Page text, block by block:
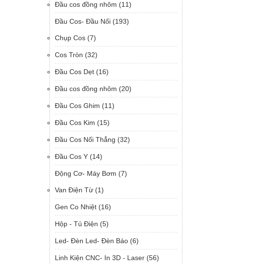
Đầu cos đồng nhôm (11)
Đầu Cos- Đầu Nối (193)
Chụp Cos (7)
Cos Tròn (32)
Đầu Cos Dẹt (16)
Đầu cos đồng nhôm (20)
Đầu Cos Ghim (11)
Đầu Cos Kim (15)
Đầu Cos Nối Thẳng (32)
Đầu Cos Y (14)
Động Cơ- Máy Bơm (7)
Van Điện Từ (1)
Gen Co Nhiệt (16)
Hộp - Tủ Điện (5)
Led- Đèn Led- Đèn Báo (6)
Linh Kiện CNC- In 3D - Laser (56)